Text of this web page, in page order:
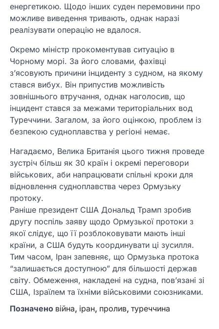
енергетикою. Щодо інших суден перемовини про
можливе виведення тривають, однак наразі
реалізувати операцію не вдалося.
Окремо міністр прокоментував ситуацію в
Чорному морі. За його словами, фахівці
з’ясовують причини інциденту з судном, на якому
стався вибух. Він припустив можливість
зовнішнього втручання, однак наголосив, що
інцидент стався за межами територіальних вод
Туреччини. Загалом, за його оцінкою, проблем із
безпекою судноплавства у регіоні немає.
Нагадаємо, Велика Британія цього тижня проведе
зустріч більш як 30 країн і окремі переговори
військових, аби напрацювати спільні кроки для
відновлення судноплавства через Ормузьку
протоку.
Раніше президент США Дональд Трамп зробив
другу поспіль заяву щодо Ормузької протоки з
якої слідує, що її розблоковувати мають інші
країни, а США будуть координувати ці зусилля.
Тим часом, Іран запевняє, що Ормузька протока
“залишається доступною” для більшості держав
світу. Обмеження, накладені на судна, пов’язані зі
США, Ізраїлем та їхніми військовими союзниками.
Позначено війна, іран, пролив, туреччина